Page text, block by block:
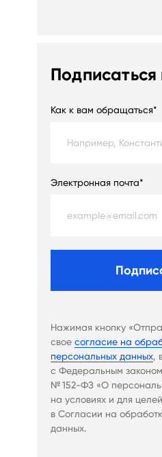
Как к вам обращаться*
Электронная почта*
Нажимая кнопку
свое согласие на
персональных данных,
с Федеральным законом
№ 152-ФЗ «О
на условиях и для
в Согласии на
данных.